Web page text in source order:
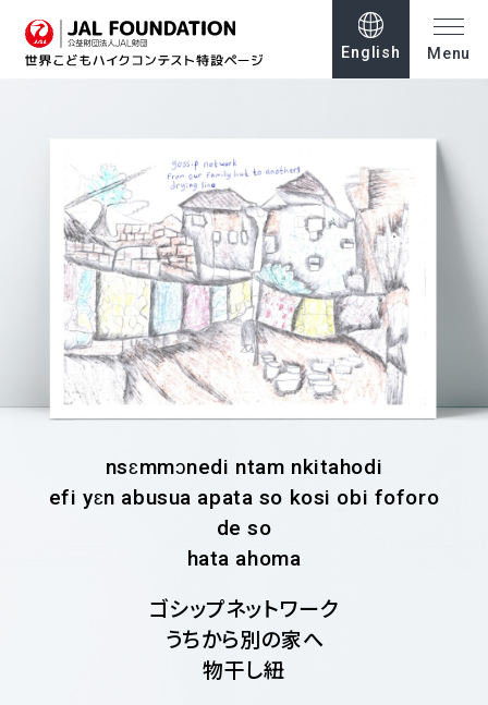
English Menu
nsɛmmɔnedi ntam nkitahodi
efi yɛn abusua apata so kosi obi foforo
de so
hata ahoma
ゴシップネットワーク
うちから別の家へ
物干し紐